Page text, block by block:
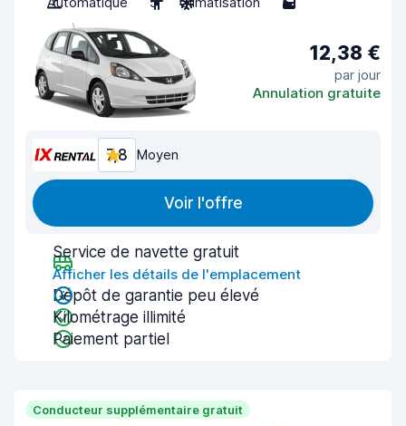
12,38 €
par jour
Annulation gratuite
7,8 Moyen
Voir l'offre
Service de navette gratuit
Afficher les détails de l'emplacement
Dépôt de garantie peu élevé
Kilométrage illimité
Paiement partiel
Conducteur supplémentaire gratuit